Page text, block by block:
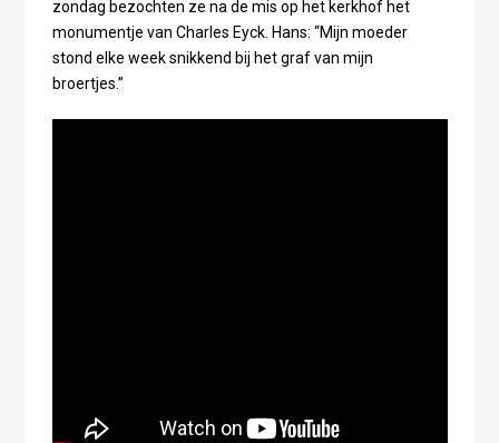
zondag bezochten ze na de mis op het kerkhof het
monumentje van Charles Eyck. Hans: “Mijn moeder
stond elke week snikkend bij het graf van mijn
broertjes.”